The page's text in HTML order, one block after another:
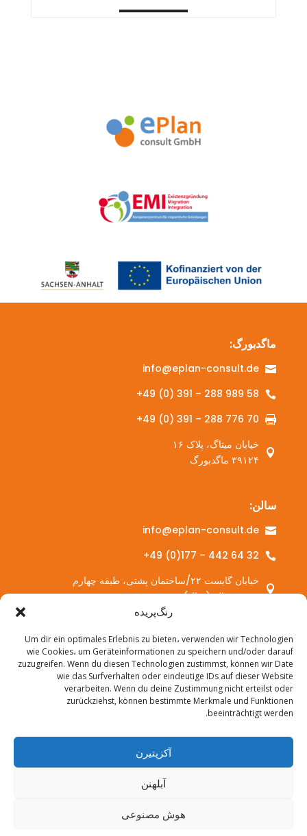
رنگ‌پریده
Um dir ein optimales Erlebnis zu bieten، verwenden wir Technologien
wie Cookies، um Geräteinformationen zu speichern und/oder darauf
zuzugreifen. Wenn du diesen Technologien zustimmst, können wir Date
wie das Surfverhalten oder eindeutige IDs auf dieser Website
verarbeiten. Wenn du deine Zustimmung nicht erteilst oder
zurückziehst, können bestimmte Merkmale und Funktionen
beeinträchtigt werden.
آکزپتیرن
آبلهنن
هوش مصنوعی
ماگدبورگ:

info@eplan-consult.de

‎+49 (0) 391 – 288 989 58‎

‎+49 (0) 391 – 288 776 70‎

خیابان میتاگ، پلاک ۱۶
۳۹۱۲۴ ماگدبورگ
سالن:

info@eplan-consult.de

‎+49 (0)177 – 442 64 32‎

خیابان گایست ۲۲/ساختمان پشتی، طبقه چهارم
۰۶۱۰۸ هاله (سال)
خدمات:
 مشاوره
 آموزش مداوم
 دوره‌های ادغام
 پروژه اینتگرا اکتیو